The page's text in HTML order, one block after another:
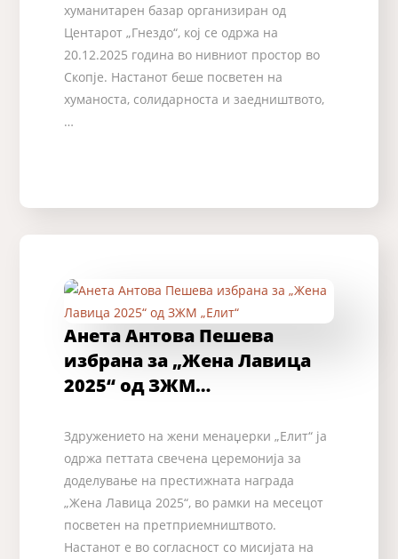
хуманитарен базар организиран од
Центарот „Гнездо“, кој се одржа на
20.12.2025 година во нивниот простор во
Скопје. Настанот беше посветен на
хуманоста, солидарноста и заедништвото,
…
Анета Антова Пешева
избрана за „Жена Лавица
2025“ од ЗЖМ…
Здружението на жени менаџерки „Елит“ ја
одржа петтата свечена церемонија за
доделување на престижната награда
„Жена Лавица 2025“, во рамки на месецот
посветен на претприемништвото.
Настанот е во согласност со мисијата на